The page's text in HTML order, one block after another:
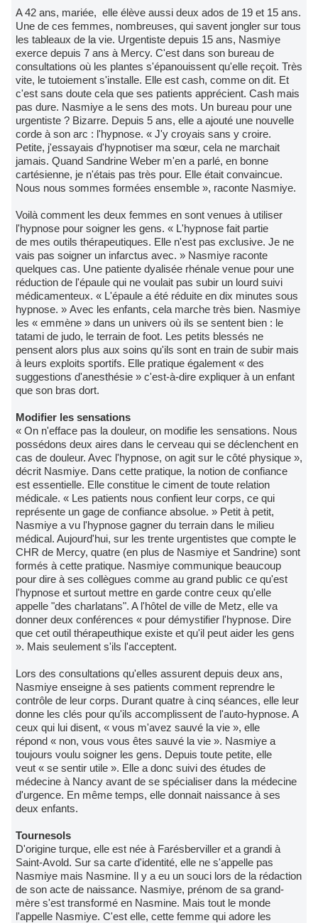
A 42 ans, mariée, elle élève aussi deux ados de 19 et 15 ans.
Une de ces femmes, nombreuses, qui savent jongler sur tous
les tableaux de la vie. Urgentiste depuis 15 ans, Nasmiye
exerce depuis 7 ans à Mercy. C'est dans son bureau de
consultations où les plantes s'épanouissent qu'elle reçoit. Très
vite, le tutoiement s'installe. Elle est cash, comme on dit. Et
c'est sans doute cela que ses patients apprécient. Cash mais
pas dure. Nasmiye a le sens des mots. Un bureau pour une
urgentiste ? Bizarre. Depuis 5 ans, elle a ajouté une nouvelle
corde à son arc : l'hypnose. « J'y croyais sans y croire.
Petite, j'essayais d'hypnotiser ma sœur, cela ne marchait
jamais. Quand Sandrine Weber m'en a parlé, en bonne
cartésienne, je n'étais pas très pour. Elle était convaincue.
Nous nous sommes formées ensemble », raconte Nasmiye.
Voilà comment les deux femmes en sont venues à utiliser
l'hypnose pour soigner les gens. « L'hypnose fait partie
de mes outils thérapeutiques. Elle n'est pas exclusive. Je ne
vais pas soigner un infarctus avec. » Nasmiye raconte
quelques cas. Une patiente dyalisée rhénale venue pour une
réduction de l'épaule qui ne voulait pas subir un lourd suivi
médicamenteux. « L'épaule a été réduite en dix minutes sous
hypnose. » Avec les enfants, cela marche très bien. Nasmiye
les « emmène » dans un univers où ils se sentent bien : le
tatami de judo, le terrain de foot. Les petits blessés ne
pensent alors plus aux soins qu'ils sont en train de subir mais
à leurs exploits sportifs. Elle pratique également « des
suggestions d'anesthésie » c'est-à-dire expliquer à un enfant
que son bras dort.
Modifier les sensations
« On n'efface pas la douleur, on modifie les sensations. Nous
possédons deux aires dans le cerveau qui se déclenchent en
cas de douleur. Avec l'hypnose, on agit sur le côté physique »,
décrit Nasmiye. Dans cette pratique, la notion de confiance
est essentielle. Elle constitue le ciment de toute relation
médicale. « Les patients nous confient leur corps, ce qui
représente un gage de confiance absolue. » Petit à petit,
Nasmiye a vu l'hypnose gagner du terrain dans le milieu
médical. Aujourd'hui, sur les trente urgentistes que compte le
CHR de Mercy, quatre (en plus de Nasmiye et Sandrine) sont
formés à cette pratique. Nasmiye communique beaucoup
pour dire à ses collègues comme au grand public ce qu'est
l'hypnose et surtout mettre en garde contre ceux qu'elle
appelle "des charlatans". A l'hôtel de ville de Metz, elle va
donner deux conférences « pour démystifier l'hypnose. Dire
que cet outil thérapeuthique existe et qu'il peut aider les gens
». Mais seulement s'ils l'acceptent.
Lors des consultations qu'elles assurent depuis deux ans,
Nasmiye enseigne à ses patients comment reprendre le
contrôle de leur corps. Durant quatre à cinq séances, elle leur
donne les clés pour qu'ils accomplissent de l'auto-hypnose. A
ceux qui lui disent, « vous m'avez sauvé la vie », elle
répond « non, vous vous êtes sauvé la vie ». Nasmiye a
toujours voulu soigner les gens. Depuis toute petite, elle
veut « se sentir utile ». Elle a donc suivi des études de
médecine à Nancy avant de se spécialiser dans la médecine
d'urgence. En même temps, elle donnait naissance à ses
deux enfants.
Tournesols
D'origine turque, elle est née à Farésberviller et a grandi à
Saint-Avold. Sur sa carte d'identité, elle ne s'appelle pas
Nasmiye mais Nasmine. Il y a eu un souci lors de la rédaction
de son acte de naissance. Nasmiye, prénom de sa grand-
mère s'est transformé en Nasmine. Mais tout le monde
l'appelle Nasmiye. C'est elle, cette femme qui adore les